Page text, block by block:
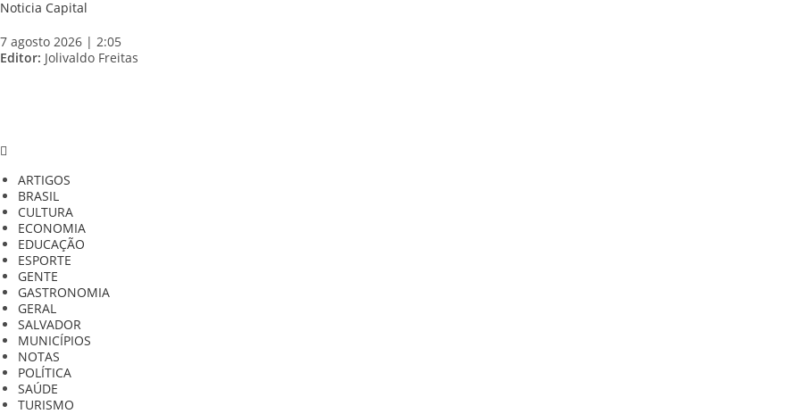
Skip
content
Noticia Capital
7 agosto 2026 | 2:05
Editor: Jolivaldo Freitas
ARTIGOS
BRASIL
CULTURA
ECONOMIA
EDUCAÇÃO
ESPORTE
GENTE
GASTRONOMIA
GERAL
SALVADOR
MUNICÍPIOS
NOTAS
POLÍTICA
SAÚDE
TURISMO